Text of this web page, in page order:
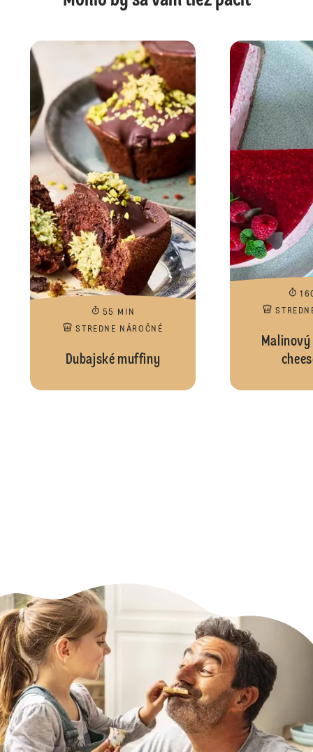
55 MIN
STREDNE NÁROČNÉ
Dubajské muffiny
Malinový